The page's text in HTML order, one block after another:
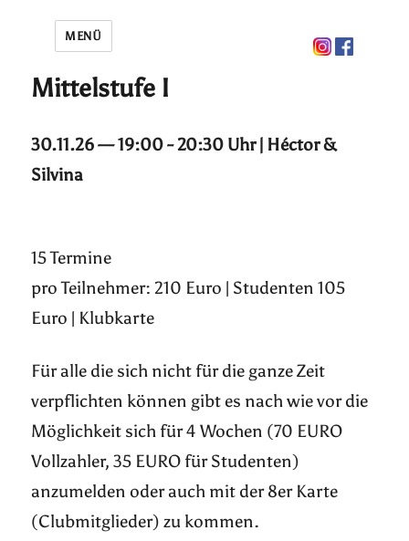
MENÜ
Mittelstufe I
30.11.26 — 19:00 - 20:30 Uhr | Héctor &
Silvina
15 Termine
pro Teilnehmer: 210 Euro | Studenten 105
Euro | Klubkarte
Für alle die sich nicht für die ganze Zeit
verpflichten können gibt es nach wie vor die
Möglichkeit sich für 4 Wochen (70 EURO
Vollzahler, 35 EURO für Studenten)
anzumelden oder auch mit der 8er Karte
(Clubmitglieder) zu kommen.